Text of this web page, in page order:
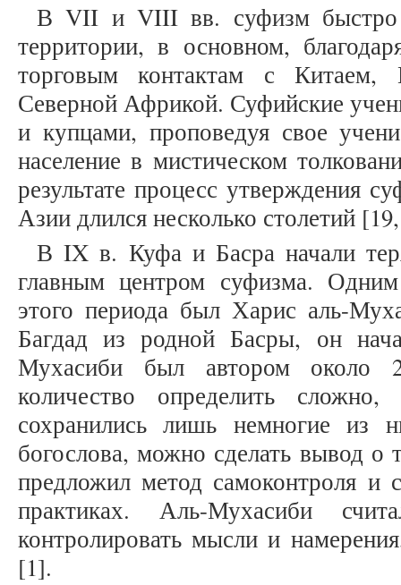
В VII и VIII вв. суфизм быстро
территории, в основном,
торговым контактам с
Северной Африкой. Суфийские
и купцами, проповедуя свое
население в мистическом
результате процесс утверждения
Азии длился несколько столетий
В IX в. Куфа и Басра начали
главным центром суфизма.
этого периода был Харис аль-
Багдад из родной Басры, он
Мухасиби был автором около
количество определить
сохранились лишь немногие из
богослова, можно сделать вывод
предложил метод самоконтроля и
практиках. Аль-Мухасиби
контролировать мысли и
[1].